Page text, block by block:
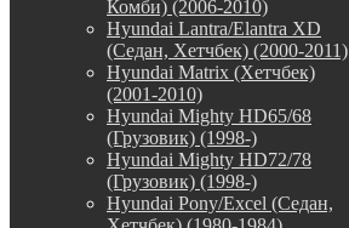
Комби) (2006-2010)
Hyundai Lantra/Elantra XD
(Седан, Хетчбек) (2000-2011)
Hyundai Matrix (Хетчбек)
(2001-2010)
Hyundai Mighty HD65/68
(Грузовик) (1998-)
Hyundai Mighty HD72/78
(Грузовик) (1998-)
Hyundai Pony/Excel (Седан,